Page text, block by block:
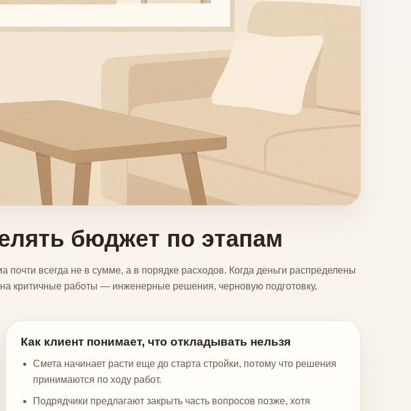
бюджет по этапам
всегда не в сумме, а в порядке расходов. Когда деньги распределены
на критичные работы — инженерные решения, черновую подготовку,
Как клиент понимает, что откладывать нельзя
Смета начинает расти еще до старта стройки, потому что решения
принимаются по ходу работ.
Подрядчики предлагают закрыть часть вопросов позже, хотя